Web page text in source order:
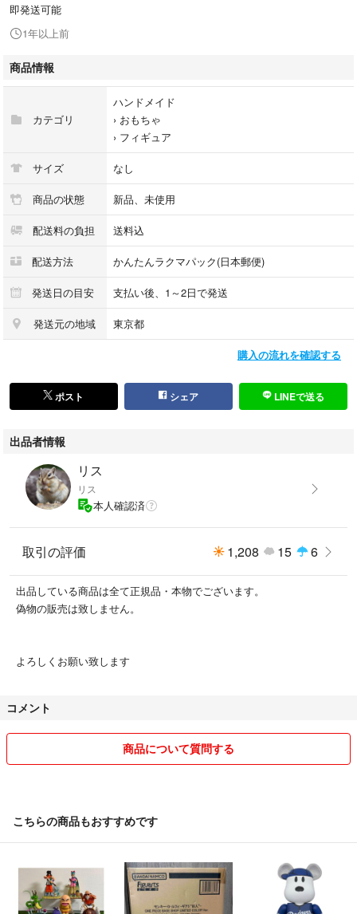
即発送可能
1年以上前
商品情報
カテゴリ
ハンドメイド
› おもちゃ
› フィギュア
サイズ なし
商品の状態 新品、未使用
配送料の負担 送料込
配送方法 かんたんラクマパック(日本郵便)
発送日の目安 支払い後、1～2日で発送
発送元の地域 東京都
購入の流れを確認する
ポスト シェア LINEで送る
出品者情報
リス
リス
本人確認済
取引の評価 1,208 15 6
出品している商品は全て正規品・本物でございます。
偽物の販売は致しません。
よろしくお願い致します
コメント
商品について質問する
こちらの商品もおすすめです